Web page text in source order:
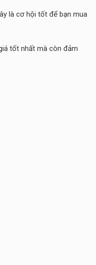
là cơ hội tốt để bạn mua
tốt nhất mà còn đảm